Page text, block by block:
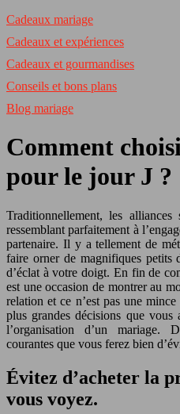
Cadeaux mariage
Cadeaux et expériences
Cadeaux et gourmandises
Conseils et bons plans
Blog mariage
Comment
pour le jour J ?
Traditionnellement, les
ressemblant parfaitement à
partenaire. Il y a tellement de
faire orner de magnifiques petits
d’éclat à votre doigt. En fin de
est une occasion de montrer au
relation et ce n’est pas une
plus grandes décisions que
l’organisation d’un mariage.
courantes que vous ferez bien
Évitez d’acheter la
vous voyez.